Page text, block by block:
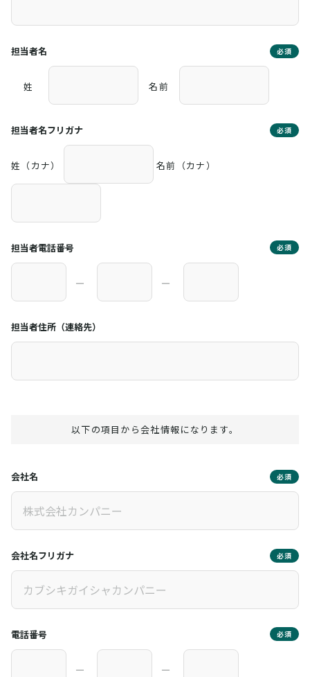
担当者名 必須
姓 名前
担当者名フリガナ 必須
姓（カナ） 名前（カナ）
担当者電話番号 必須
― ―
担当者住所（連絡先）
以下の項目から会社情報になります。
会社名 必須
会社名フリガナ 必須
電話番号 必須
― ―